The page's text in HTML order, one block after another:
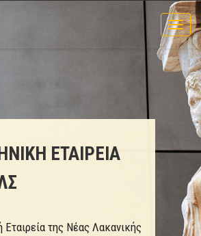
ΕΤΑΙΡΕΙΑ
Εταιρεία της Νέας Λακανικής